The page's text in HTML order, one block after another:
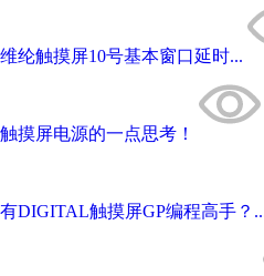
维纶触摸屏10号基本窗口延时...
触摸屏电源的一点思考！
有DIGITAL触摸屏GP编程高手？